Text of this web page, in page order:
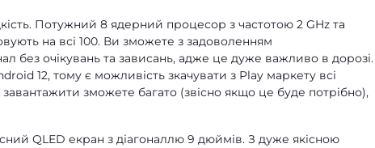
Потужний 8 ядерний процесор з частотою 2 GHz та
на всі 100. Ви зможете з задоволенням
без очікувань та зависань, адже це дуже важливо в дорозі.
12, тому є можливість зкачувати з Play маркету всі
зможете багато (звісно якщо це буде потрібно),
QLED екран з діагоналлю 9 дюймів. З дуже якісною